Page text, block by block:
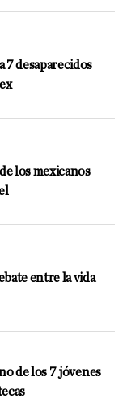
7 desaparecidos
los mexicanos
entre la vida
de los 7 jóvenes